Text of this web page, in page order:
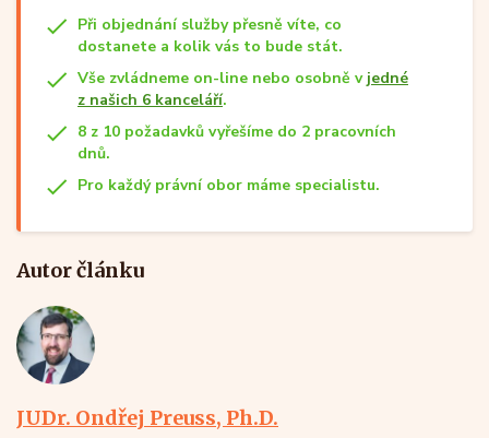
Při objednání služby přesně víte, co
dostanete a kolik vás to bude stát.
Vše zvládneme on-line nebo osobně v jedné
z našich 6 kanceláří.
8 z 10 požadavků vyřešíme do 2 pracovních
dnů.
Pro každý právní obor máme specialistu.
Autor článku
JUDr. Ondřej Preuss, Ph.D.